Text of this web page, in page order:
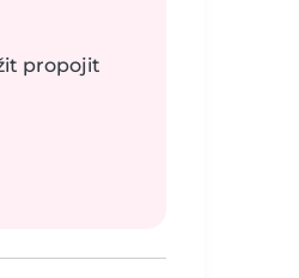
propojit